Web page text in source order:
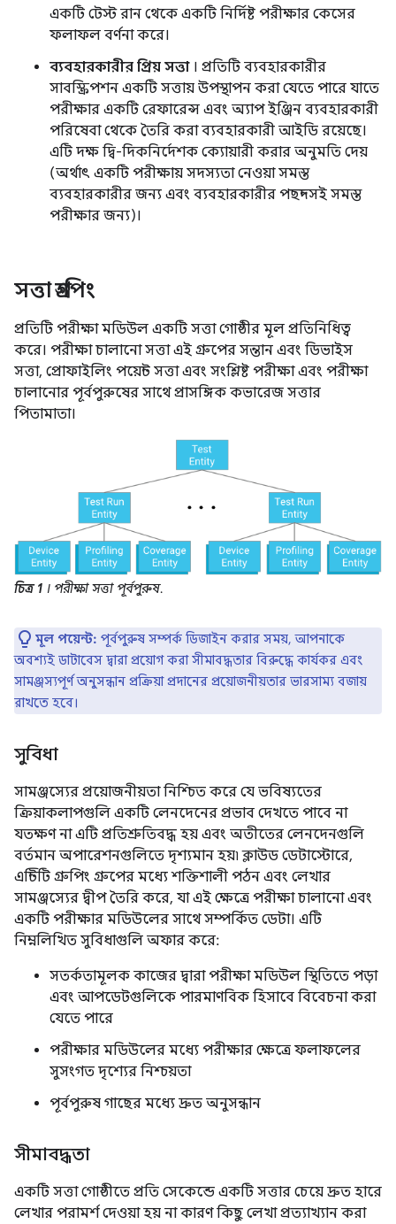
একটি টেস্ট রান থেকে একটি নির্দিষ্ট পরীক্ষার কেসের
ফলাফল বর্ণনা করে।
ব্যবহারকারীর প্রিয় সত্তা। প্রতিটি ব্যবহারকারীর
সাবস্ক্রিপশন একটি সত্তায় উপস্থাপন করা যেতে পারে যাতে
পরীক্ষার একটি রেফারেন্স এবং অ্যাপ ইঞ্জিন ব্যবহারকারী
পরিষেবা থেকে তৈরি করা ব্যবহারকারী আইডি রয়েছে।
এটি দক্ষ দ্বি-দিকনির্দেশক ক্যোয়ারী করার অনুমতি দেয়
(অর্থাৎ একটি পরীক্ষায় সদস্যতা নেওয়া সমস্ত
ব্যবহারকারীর জন্য এবং ব্যবহারকারীর পছন্দসই সমস্ত
পরীক্ষার জন্য)।
সত্তা গ্রুপিং
প্রতিটি পরীক্ষা মডিউল একটি সত্তা গোষ্ঠীর মূল প্রতিনিধিত্ব
করে। পরীক্ষা চালানো সত্তা এই গ্রুপের সন্তান এবং ডিভাইস
সত্তা, প্রোফাইলিং পয়েন্ট সত্তা এবং সংশ্লিষ্ট পরীক্ষা এবং পরীক্ষা
চালানোর পূর্বপুরুষের সাথে প্রাসঙ্গিক কভারেজ সত্তার
পিতামাতা।
চিত্র 1 । পরীক্ষা সত্তা পূর্বপুরুষ.
মূল পয়েন্ট: পূর্বপুরুষ সম্পর্ক ডিজাইন করার সময়, আপনাকে
অবশ্যই ডাটাবেস দ্বারা প্রয়োগ করা সীমাবদ্ধতার বিরুদ্ধে কার্যকর এবং
সামঞ্জস্যপূর্ণ অনুসন্ধান প্রক্রিয়া প্রদানের প্রয়োজনীয়তার ভারসাম্য বজায়
রাখতে হবে।
সুবিধা
সামঞ্জস্যের প্রয়োজনীয়তা নিশ্চিত করে যে ভবিষ্যতের
ক্রিয়াকলাপগুলি একটি লেনদেনের প্রভাব দেখতে পাবে না
যতক্ষণ না এটি প্রতিশ্রুতিবদ্ধ হয় এবং অতীতের লেনদেনগুলি
বর্তমান অপারেশনগুলিতে দৃশ্যমান হয়৷ ক্লাউড ডেটাস্টোরে,
এন্টিটি গ্রুপিং গ্রুপের মধ্যে শক্তিশালী পঠন এবং লেখার
সামঞ্জস্যের দ্বীপ তৈরি করে, যা এই ক্ষেত্রে পরীক্ষা চালানো এবং
একটি পরীক্ষার মডিউলের সাথে সম্পর্কিত ডেটা। এটি
নিম্নলিখিত সুবিধাগুলি অফার করে:
সতর্কতামূলক কাজের দ্বারা পরীক্ষা মডিউল স্থিতিতে পড়া
এবং আপডেটগুলিকে পারমাণবিক হিসাবে বিবেচনা করা
যেতে পারে
পরীক্ষার মডিউলের মধ্যে পরীক্ষার ক্ষেত্রে ফলাফলের
সুসংগত দৃশ্যের নিশ্চয়তা
পূর্বপুরুষ গাছের মধ্যে দ্রুত অনুসন্ধান
সীমাবদ্ধতা
একটি সত্তা গোষ্ঠীতে প্রতি সেকেন্ডে একটি সত্তার চেয়ে দ্রুত হারে
লেখার পরামর্শ দেওয়া হয় না কারণ কিছু লেখা প্রত্যাখ্যান করা